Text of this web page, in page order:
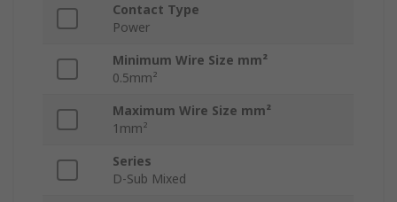
Contact Type
Power
Minimum Wire Size mm²
0.5mm²
Maximum Wire Size mm²
1mm²
Series
D-Sub Mixed